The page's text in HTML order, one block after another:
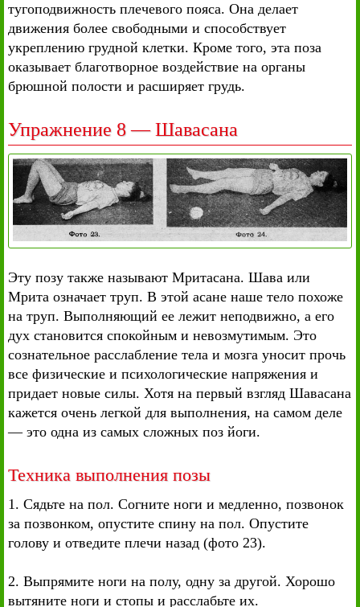
тугоподвижность плечевого пояса. Она делает
движения более свободными и способствует
укреплению грудной клетки. Кроме того, эта поза
оказывает благотворное воздействие на органы
брюшной полости и расширяет грудь.
Упражнение 8 — Шавасана
Эту позу также называют Мритасана. Шава или
Мрита означает труп. В этой асане наше тело похоже
на труп. Выполняющий ее лежит неподвижно, а его
дух становится спокойным и невозмутимым. Это
сознательное расслабление тела и мозга уносит прочь
все физические и психологические напряжения и
придает новые силы. Хотя на первый взгляд Шавасана
кажется очень легкой для выполнения, на самом деле
— это одна из самых сложных поз йоги.
Техника выполнения позы
1. Сядьте на пол. Согните ноги и медленно, позвонок
за позвонком, опустите спину на пол. Опустите
голову и отведите плечи назад (фото 23).
2. Выпрямите ноги на полу, одну за другой. Хорошо
вытяните ноги и стопы и расслабьте их.